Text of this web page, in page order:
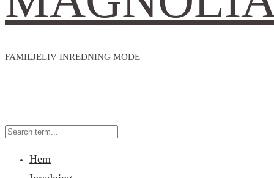
FAMILJELIV INREDNING MODE
Hem